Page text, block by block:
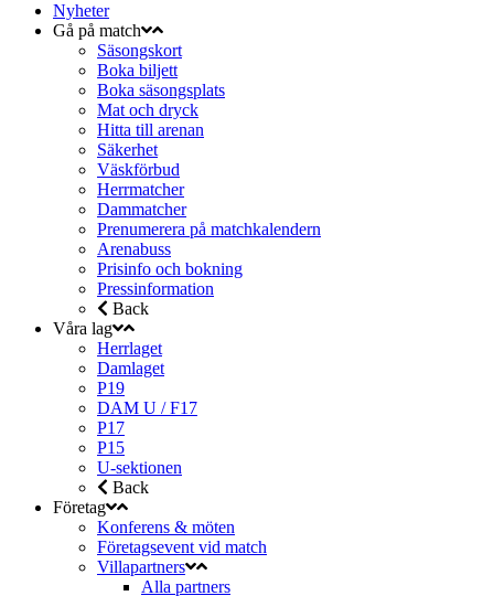
Nyheter
Gå på match
Säsongskort
Boka biljett
Boka säsongsplats
Mat och dryck
Hitta till arenan
Säkerhet
Väskförbud
Herrmatcher
Dammatcher
Prenumerera på matchkalendern
Arenabuss
Prisinfo och bokning
Pressinformation
Back
Våra lag
Herrlaget
Damlaget
P19
DAM U / F17
P17
P15
U-sektionen
Back
Företag
Konferens & möten
Företagsevent vid match
Villapartners
Alla partners